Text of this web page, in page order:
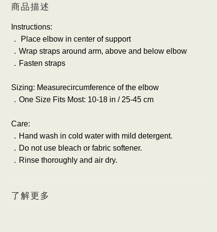
商品描述
Instructions:
．
Place elbow in center of support
． Wrap straps around arm, above and below elbow
． Fasten straps
Sizing: Measurecircumference of the elbow
． One Size Fits Most: 10-18 in / 25-45 cm
Care:
． Hand wash in cold water with mild detergent.
． Do not use bleach or fabric softener.
． Rinse thoroughly and air dry.
了解更多